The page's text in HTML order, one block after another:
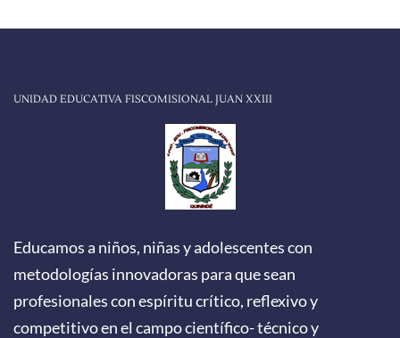
UNIDAD EDUCATIVA FISCOMISIONAL JUAN XXIII
Educamos a niños, niñas y adolescentes con
metodologías innovadoras para que sean
profesionales con espíritu crítico, reflexivo y
competitivo en el campo científico- técnico y